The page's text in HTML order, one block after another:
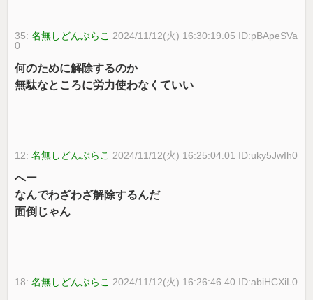
35:名無しどんぶらこ 2024/11/12(火) 16:30:19.05 ID:pBApeSVa
0
何のために解除するのか
無駄なところに労力使わなくていい
12:名無しどんぶらこ 2024/11/12(火) 16:25:04.01 ID:uky5JwIh0
へー
なんでわざわざ解除するんだ
面倒じゃん
18:名無しどんぶらこ 2024/11/12(火) 16:26:46.40 ID:abiHCXiL0